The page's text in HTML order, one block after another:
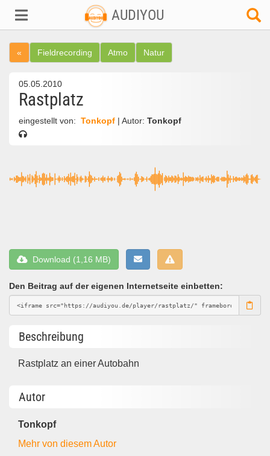
AUDIYOU
« Fieldrecording Atmo Natur
05.05.2010
Rastplatz
eingestellt von: Tonkopf | Autor: Tonkopf
Download (1,16 MB)
Den Beitrag auf der eigenen Internetseite einbetten:
Beschreibung
Rastplatz an einer Autobahn
Autor
Tonkopf
Mehr von diesem Autor